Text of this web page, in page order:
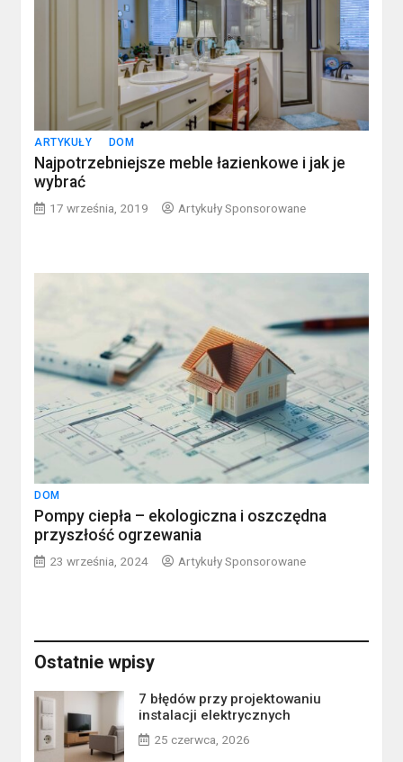
ARTYKUŁY DOM
Najpotrzebniejsze meble łazienkowe i jak je
wybrać
17 września, 2019 Artykuły Sponsorowane
DOM
Pompy ciepła – ekologiczna i oszczędna
przyszłość ogrzewania
23 września, 2024 Artykuły Sponsorowane
Ostatnie wpisy
7 błędów przy projektowaniu
instalacji elektrycznych
25 czerwca, 2026